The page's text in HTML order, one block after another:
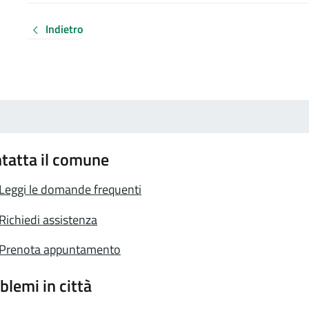
Indietro
il comune
Leggi le domande frequenti
Richiedi assistenza
Prenota appuntamento
in città